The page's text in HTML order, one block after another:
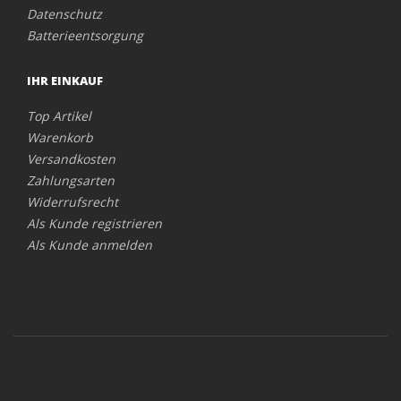
Datenschutz
Batterieentsorgung
IHR EINKAUF
Top Artikel
Warenkorb
Versandkosten
Zahlungsarten
Widerrufsrecht
Als Kunde registrieren
Als Kunde anmelden